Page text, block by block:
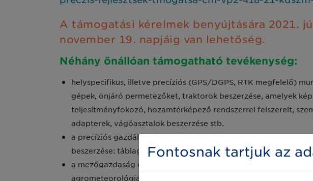
A támogatási kérelmek benyújtására 2021.
november 19. napjáig van lehetőség.
Néhány önállóan támogatható tevékenység:
helyspecifikus, illetve precíziós (GPS/DGPS, RTK megfelelő)
gépek, önjáró permetezőket, traktorok beszerzése, amelyek
teljesítményfokozó, hozamtérképező rendszerrel felszerelt,
adapterek, vágóasztalok beszerzése stb.
a precíziós gazdálkodáshoz és a rendszeres adatgyűjtéshez,
beszerzése: táblagép, laptop, asztali számítógép
a mezőgazdaság digitális átállásához szükséges
agrometeorológiai szenzorok és állomások kiépítése, egyéb
Fontosnak tartjuk az